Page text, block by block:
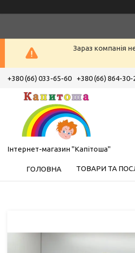
Зараз компанія
+380 (66) 033-65-60 +380 (66) 864-30-
Інтернет-магазин "Капітоша"
ГОЛОВНА ТОВАРИ ТА